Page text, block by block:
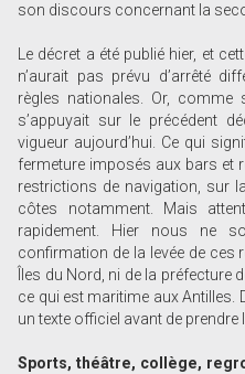
son discours concernant la
Le décret a été publié hier, et
n’aurait pas prévu d’arrêté
règles nationales. Or, comme
s’appuyait sur le précédent
vigueur aujourd’hui. Ce qui
fermeture imposés aux bars et
restrictions de navigation, sur
côtes notamment. Mais
rapidement. Hier nous ne
confirmation de la levée de ces
Îles du Nord, ni de la
ce qui est maritime aux Antilles.
un texte officiel avant de prendre
Sports, théâtre, collège,